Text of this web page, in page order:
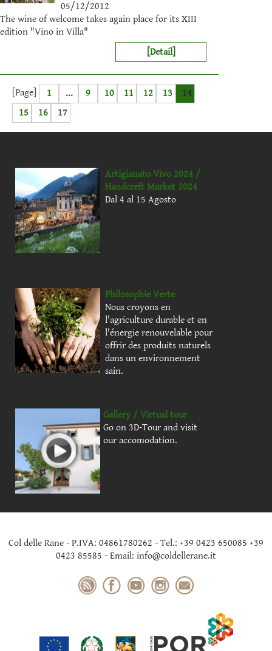
05/12/2012
The wine of welcome takes again place for its XIII
edition "Vino in Villa"
[Detail]
[Page] 1 ... 9 10 11 12 13
14
15
16 17
Artigianato Vivo 2024 /
Handcreft Market 2024
Dal 4 al 15 Agosto
Philosophie Verte
Nous croyons en
l'agriculture durable et en
l'énergie renouvelable pour
offrir des produits naturels
dans un environnement
sain.
Gallery / Virtual tour
Go on 3D-Tour and visit
our accomodation.
Col delle Rane - P.IVA: 04861780262 - Tel.: +39 0423 650085 +39
0423 85585 - Email: info@coldellerane.it